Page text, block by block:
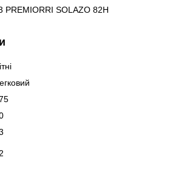
PREMIORRI SOLAZO 82H